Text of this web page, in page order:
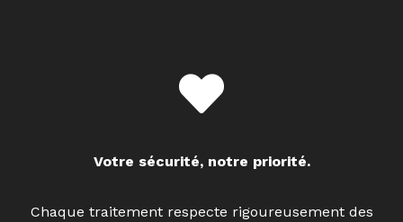
Votre sécurité, notre priorité.
Chaque traitement respecte rigoureusement des